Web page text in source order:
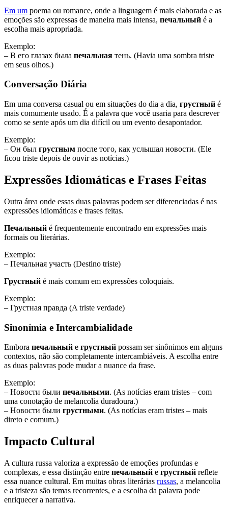
Em um poema ou romance, onde a linguagem é mais elaborada e as
emoções são expressas de maneira mais intensa, печальный é a
escolha mais apropriada.
Exemplo:
– В его глазах была печальная тень. (Havia uma sombra triste
em seus olhos.)
Conversação Diária
Em uma conversa casual ou em situações do dia a dia, грустный é
mais comumente usado. É a palavra que você usaria para descrever
como se sente após um dia difícil ou um evento desapontador.
Exemplo:
– Он был грустным после того, как услышал новости. (Ele
ficou triste depois de ouvir as notícias.)
Expressões Idiomáticas e Frases Feitas
Outra área onde essas duas palavras podem ser diferenciadas é nas
expressões idiomáticas e frases feitas.
Печальный é frequentemente encontrado em expressões mais
formais ou literárias.
Exemplo:
– Печальная участь (Destino triste)
Грустный é mais comum em expressões coloquiais.
Exemplo:
– Грустная правда (A triste verdade)
Sinonímia e Intercambialidade
Embora печальный e грустный possam ser sinônimos em alguns
contextos, não são completamente intercambiáveis. A escolha entre
as duas palavras pode mudar a nuance da frase.
Exemplo:
– Новости были печальными. (As notícias eram tristes – com
uma conotação de melancolia duradoura.)
– Новости были грустными. (As notícias eram tristes – mais
direto e comum.)
Impacto Cultural
A cultura russa valoriza a expressão de emoções profundas e
complexas, e essa distinção entre печальный e грустный reflete
essa nuance cultural. Em muitas obras literárias russas, a melancolia
e a tristeza são temas recorrentes, e a escolha da palavra pode
enriquecer a narrativa.